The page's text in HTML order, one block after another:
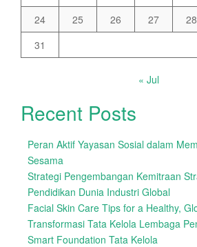
24
25 26 27 28
31
« Jul
Recent Posts
Peran Aktif Yayasan Sosial dalam
Sesama
Strategi Pengembangan Kemitraan
Pendidikan Dunia Industri Global
Facial Skin Care Tips for a Healthy,
Transformasi Tata Kelola Lembaga
Smart Foundation Tata Kelola